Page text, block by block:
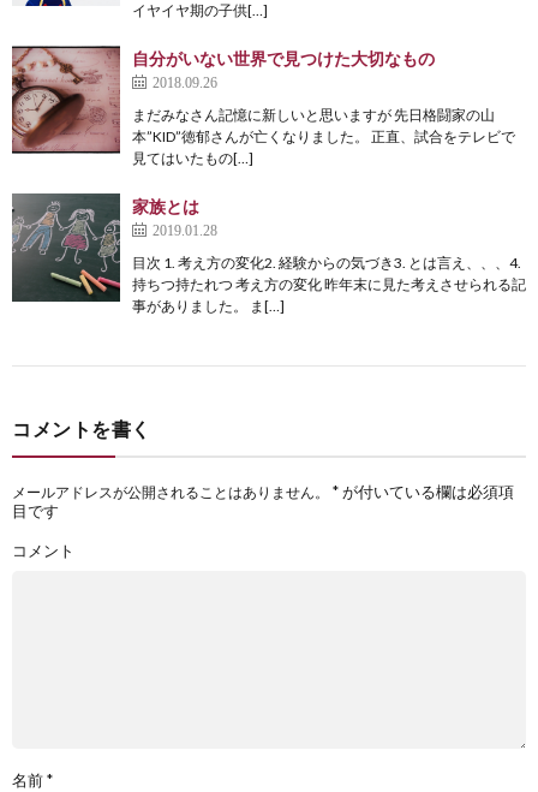
イヤイヤ期の子供[…]
自分がいない世界で見つけた大切なもの
2018.09.26
まだみなさん記憶に新しいと思いますが 先日格闘家の山
本”KID”徳郁さんが亡くなりました。 正直、試合をテレビで
見てはいたもの[…]
家族とは
2019.01.28
目次 1. 考え方の変化2. 経験からの気づき3. とは言え、、、4.
持ちつ持たれつ 考え方の変化 昨年末に見た考えさせられる記
事がありました。 ま[…]
コメントを書く
メールアドレスが公開されることはありません。 *が付いている欄は必須項
目です
コメント
名前*